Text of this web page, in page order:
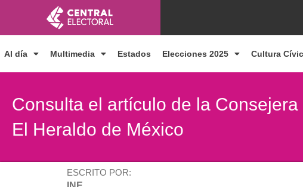
contenido
Al día Multimedia Estados Elecciones 2025 Cultura
Consulta el artículo de la
El Heraldo de México
ESCRITO POR: